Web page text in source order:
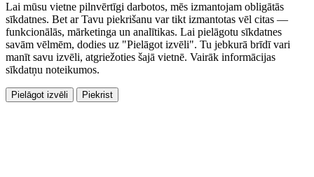
Lai mūsu vietne pilnvērtīgi darbotos, mēs izmantojam obligātās
sīkdatnes. Bet ar Tavu piekrišanu var tikt izmantotas vēl citas —
funkcionālās, mārketinga un analītikas. Lai pielāgotu sīkdatnes
savām vēlmēm, dodies uz "Pielāgot izvēli". Tu jebkurā brīdī vari
manīt savu izvēli, atgriežoties šajā vietnē. Vairāk informācijas
sīkdatņu noteikumos.
Pielāgot izvēli Piekrist